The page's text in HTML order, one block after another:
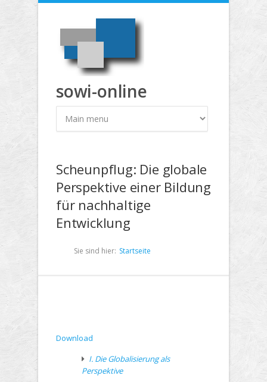
Direkt zum Inhalt
sowi-online
Scheunpflug: Die globale
Perspektive einer Bildung
für nachhaltige
Entwicklung
Sie sind hier: Startseite
Download
I. Die Globalisierung als
Perspektive